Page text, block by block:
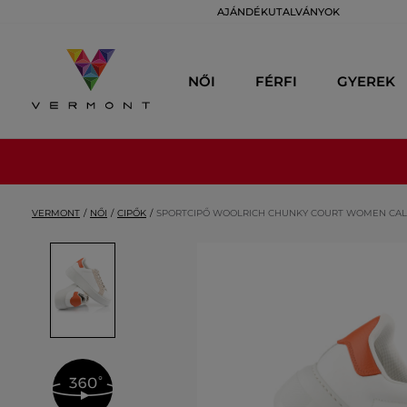
AJÁNDÉKUTALVÁNYOK
NŐI FÉRFI GYEREK
VERMONT NŐI CIPŐK SPORTCIPŐ WOOLRICH CHUNKY COURT WOMEN